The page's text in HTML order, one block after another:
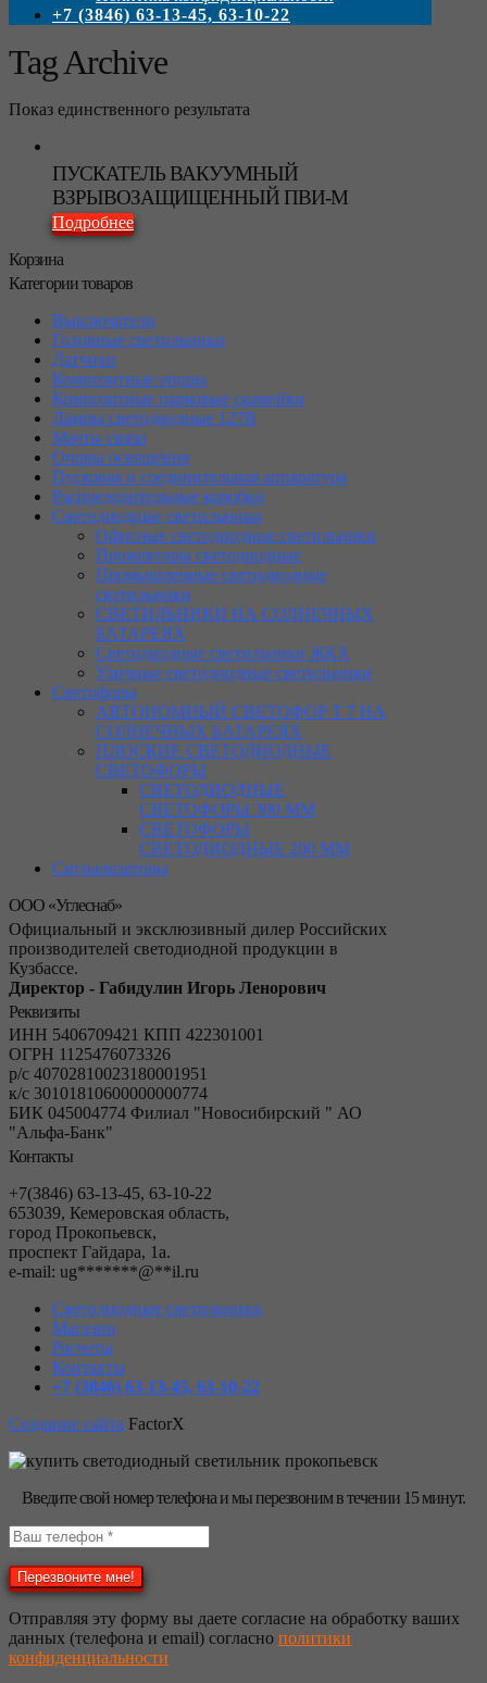
+7 (3846) 63-13-45, 63-10-22
Tag Archive
Показ единственного результата
ПУСКАТЕЛЬ ВАКУУМНЫЙ
ВЗРЫВОЗАЩИЩЕННЫЙ ПВИ-М
Подробнее
Корзина
Категории товаров
Выключатели
Головные светильники
Датчики
Композитные опоры
Композитные парковые скамейки
Лампы светодиодные 127В
Мачты связи
Опоры освещения
Пусковая и соединительная аппаратура
Распределительные коробки
Светодиодные светильники
Офисные светодиодные светильники
Прожекторы светодиодные
Промышленные светодиодные
светильники
СВЕТИЛЬНИКИ НА СОЛНЕЧНЫХ
БАТАРЕЯХ
Светодиодные светильники ЖКХ
Уличные светодиодные светильники
Светофоры
АВТОНОМНЫЙ СВЕТОФОР Т 7 НА
СОЛНЕЧНЫХ БАТАРЕЯХ
ПЛОСКИЕ СВЕТОДИОДНЫЕ
СВЕТОФОРЫ
СВЕТОДИОДНЫЕ
СВЕТОФОРЫ 300 ММ
СВЕТОФОРЫ
СВЕТОДИОДНЫЕ 200 ММ
Сигнализаторы
ООО «Углеснаб»
Официальный и эксклюзивный дилер Российских
производителей светодиодной продукции в
Кузбассе.
Директор - Габидулин Игорь Ленорович
Реквизиты
ИНН 5406709421 КПП 422301001
ОГРН 1125476073326
р/с 40702810023180001951
к/с 30101810600000000774
БИК 045004774 Филиал "Новосибирский " АО
"Альфа-Банк"
Контакты
+7(3846) 63-13-45, 63-10-22
653039, Кемеровская область,
город Прокопьевск,
проспект Гайдара, 1а.
е-mail: ug*******@**il.ru
Светодиодные светильники
Магазин
Расчеты
Контакты
+7 (3846) 63-13-45, 63-10-22
Создание сайта FactorX
Введите свой номер телефона и мы перезвоним в течении 15 минут.
Отправляя эту форму вы даете согласие на обработку ваших
данных (телефона и email) согласно политики
конфиденциальности